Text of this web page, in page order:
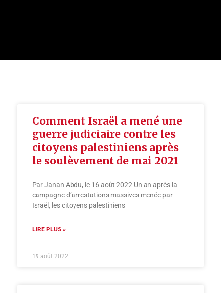
Comment Israël a mené une
guerre judiciaire contre les
citoyens palestiniens après
le soulèvement de mai 2021
Par Janan Abdu, le 16 août 2022 Un an après la
campagne d’arrestations massives menée par
Israël, les citoyens palestiniens
LIRE PLUS »
19 août 2022